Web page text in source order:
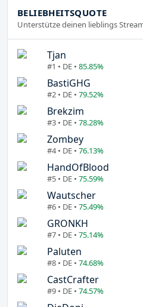
BELIEBHEITSQUOTE
Unterstütze deinen lieblings
Tjan
#1 • DE • 85.85%
BastiGHG
#2 • DE • 79.52%
Brekzim
#3 • DE • 78.28%
Zombey
#4 • DE • 76.13%
HandOfBlood
#5 • DE • 75.59%
Wautscher
#6 • DE • 75.49%
GRONKH
#7 • DE • 75.14%
Paluten
#8 • DE • 74.68%
CastCrafter
#9 • DE • 74.57%